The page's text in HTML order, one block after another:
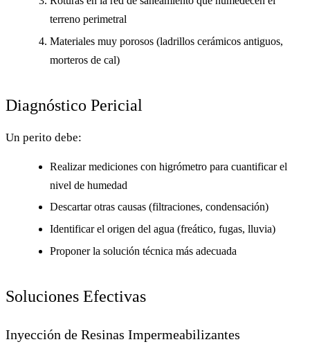
terreno perimetral
Materiales muy porosos (ladrillos cerámicos antiguos,
morteros de cal)
Diagnóstico Pericial
Un perito debe:
Realizar mediciones con higrómetro para cuantificar el
nivel de humedad
Descartar otras causas (filtraciones, condensación)
Identificar el origen del agua (freático, fugas, lluvia)
Proponer la solución técnica más adecuada
Soluciones Efectivas
Inyección de Resinas Impermeabilizantes